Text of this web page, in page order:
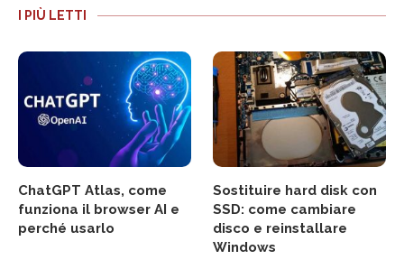
I PIÙ LETTI
ChatGPT Atlas, come
funziona il browser AI e
perché usarlo
Sostituire hard disk con
SSD: come cambiare
disco e reinstallare
Windows